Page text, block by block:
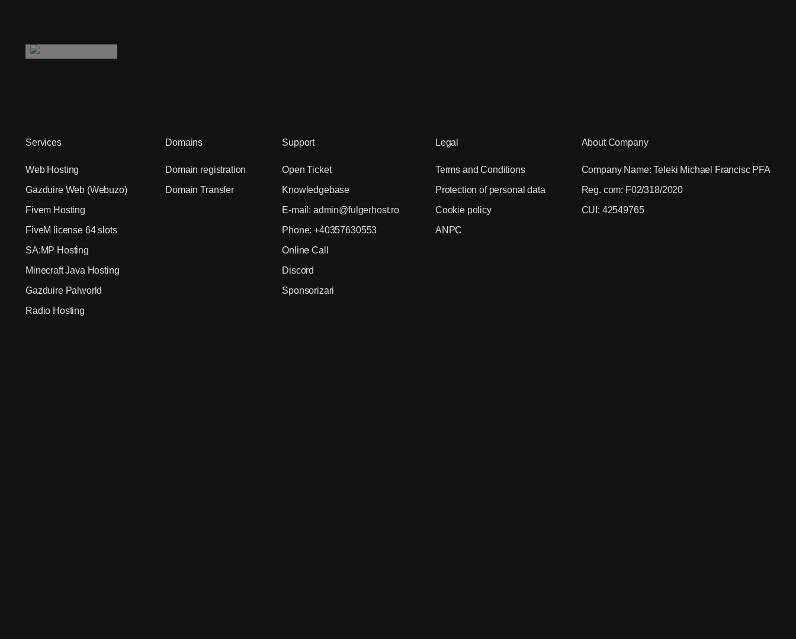
Services
Web Hosting
Gazduire Web (Webuzo)
Fivem Hosting
FiveM license 64 slots
SA:MP Hosting
Minecraft Java Hosting
Gazduire Palworld
Radio Hosting
Domains
Domain registration
Domain Transfer
Support
Open Ticket
Knowledgebase
E-mail: admin@fulgerhost.ro
Phone: +40357630553
Online Call
Discord
Sponsorizari
Legal
Terms and Conditions
Protection of personal data
Cookie policy
ANPC
About Company
Company Name: Teleki Michael Francisc PFA
Reg. com: F02/318/2020
CUI: 42549765